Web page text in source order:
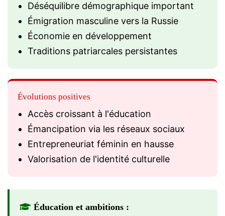
Déséquilibre démographique important
Émigration masculine vers la Russie
Économie en développement
Traditions patriarcales persistantes
Évolutions positives
Accès croissant à l'éducation
Émancipation via les réseaux sociaux
Entrepreneuriat féminin en hausse
Valorisation de l'identité culturelle
Éducation et ambitions :